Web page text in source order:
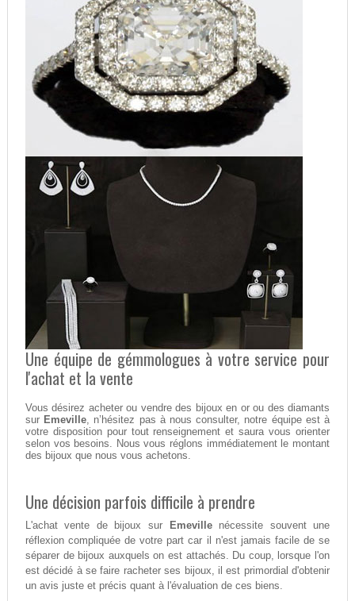
Une équipe de gémmologues à votre service pour
l'achat et la vente
Vous désirez acheter ou vendre des bijoux en or ou des diamants
sur Emeville, n’hésitez pas à nous consulter, notre équipe est à
votre disposition pour tout renseignement et saura vous orienter
selon vos besoins. Nous vous réglons immédiatement le montant
des bijoux que nous vous achetons.
Une décision parfois difficile à prendre
L'achat vente de bijoux sur Emevillenécessite souvent une
réflexion compliquée de votre part car il n'est jamais facile de se
séparer de bijoux auxquels on est attachés. Du coup, lorsque l'on
est décidé à se faire racheter ses bijoux, il est primordial d'obtenir
un avis juste et précis quant à l'évaluation de ces biens.